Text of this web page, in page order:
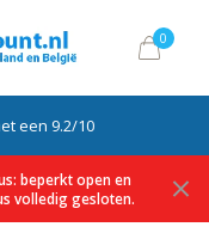
0
een 9.2/10
beperkt open en
volledig gesloten.